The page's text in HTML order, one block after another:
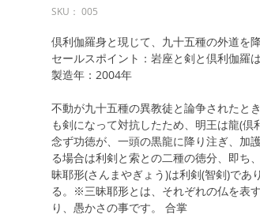
SKU： 005
倶利伽羅身と現じて、九十五種の外道を
セールスポイント：岩座と剣と倶利伽羅
製造年：2004年
不動が九十五種の異教徒と論争されたと
も剣になって対抗したため、明王は龍(
念ず功徳が、一頭の黒龍に降り注ぎ、加
る場合は利剣と索との二種の徳分、即ち
昧耶形(さんまやぎょう)は利剣(智剣)であ
る。※三昧耶形とは、それぞれの仏を表
り、愚かさの事です。 合掌